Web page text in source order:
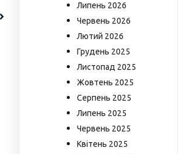
Липень 2026
Червень 2026
Лютий 2026
Грудень 2025
Листопад 2025
Жовтень 2025
Серпень 2025
Липень 2025
Червень 2025
Квітень 2025